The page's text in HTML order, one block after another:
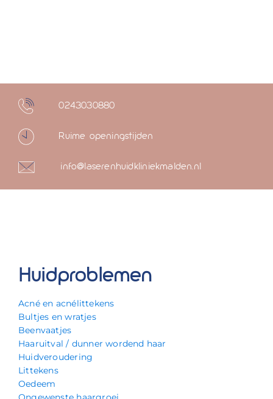
0243030880
Ruime openingstijden
info@laserenhuidkliniekmalden.nl
Huidproblemen
Acné en acnélittekens
Bultjes en wratjes
Beenvaatjes
Haaruitval / dunner wordend haar
Huidveroudering
Littekens
Oedeem